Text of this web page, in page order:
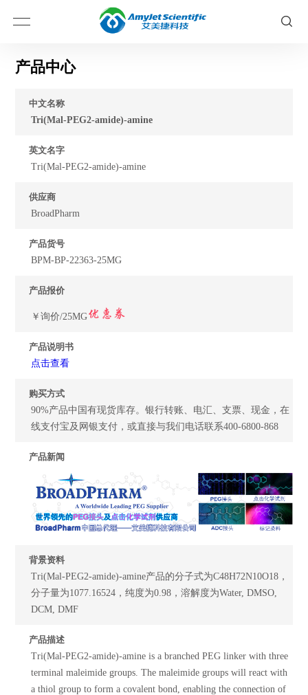
产品中心
中文名称
Tri(Mal-PEG2-amide)-amine
英文名字
Tri(Mal-PEG2-amide)-amine
供应商
BroadPharm
产品货号
BPM-BP-22363-25MG
产品报价
￥询价/25MG
产品说明书
点击查看
购买方式
90%产品中国有现货库存。银行转账、电汇、支票、现金，在
线支付宝及网银支付，或直接与我们电话联系400-6800-868
产品新闻
背景资料
Tri(Mal-PEG2-amide)-amine产品的分子式为C48H72N10O18，
分子量为1077.16524，纯度为0.98，溶解度为Water, DMSO,
DCM, DMF
产品描述
Tri(Mal-PEG2-amide)-amine is a branched PEG linker with three
terminal maleimide groups. The maleimide groups will react with
a thiol group to form a covalent bond, enabling the connection of